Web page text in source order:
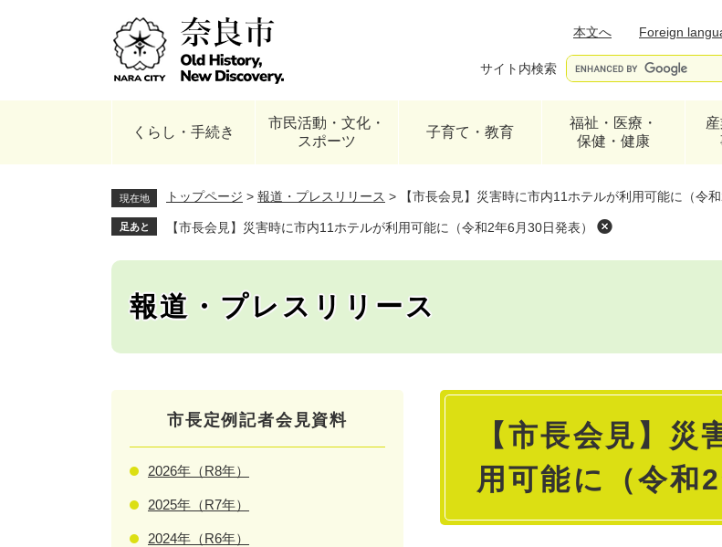
本文へ
Foreign
サイト内検索
くらし・手続き
市民活動・文化・
スポーツ
子育て・教育
福祉・医療・
保健・健康
現在地 トップページ > 報道・プレスリリース > 【市長会見】災害時に市内11ホテルが利用可能に（令
足あと 【市長会見】災害時に市内11ホテルが利用可能に（令和2年6月30日発表）
報道・プレスリリース
本
【市長会見】
用可能に（令和
市長定例記者会見資料
2026年（R8年）
2025年（R7年）
2024年（R6年）